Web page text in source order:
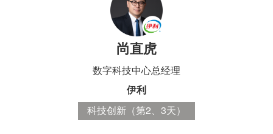
尚直虎
数字科技中心总经理
伊利
科技创新（第2、3天）